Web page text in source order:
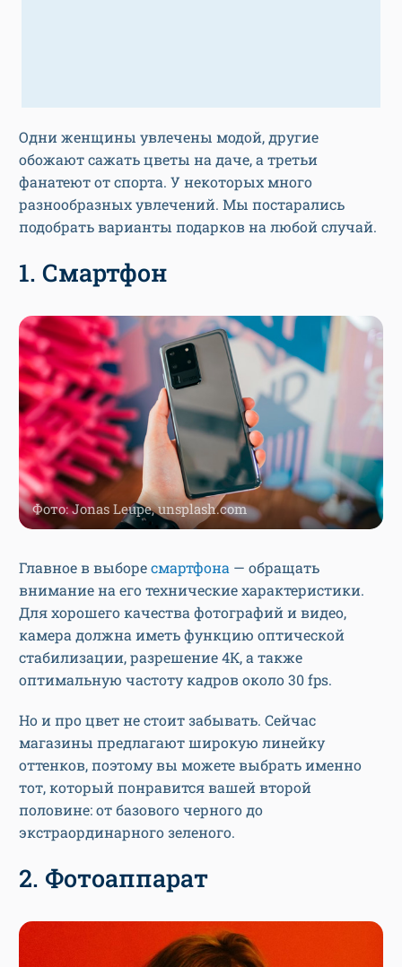
Одни женщины увлечены модой, другие
обожают сажать цветы на даче, а третьи
фанатеют от спорта. У некоторых много
разнообразных увлечений. Мы постарались
подобрать варианты подарков на любой случай.
1. Смартфон
Фото: Jonas Leupe, unsplash.com
Главное в выборесмартфона — обращать
внимание на его технические характеристики.
Для хорошего качества фотографий и видео,
камера должна иметь функцию оптической
стабилизации, разрешение 4К, а также
оптимальную частоту кадров около 30 fps.
Но и про цвет не стоит забывать. Сейчас
магазины предлагают широкую линейку
оттенков, поэтому вы можете выбрать именно
тот, который понравится вашей второй
половине: от базового черного до
экстраординарного зеленого.
2. Фотоаппарат